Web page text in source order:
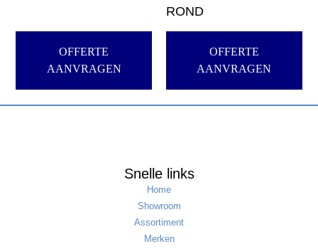
OFFERTE
AANVRAGEN
ROND
OFFERTE
AANVRAGEN
Snelle links
Home
Showroom
Assortiment
Merken